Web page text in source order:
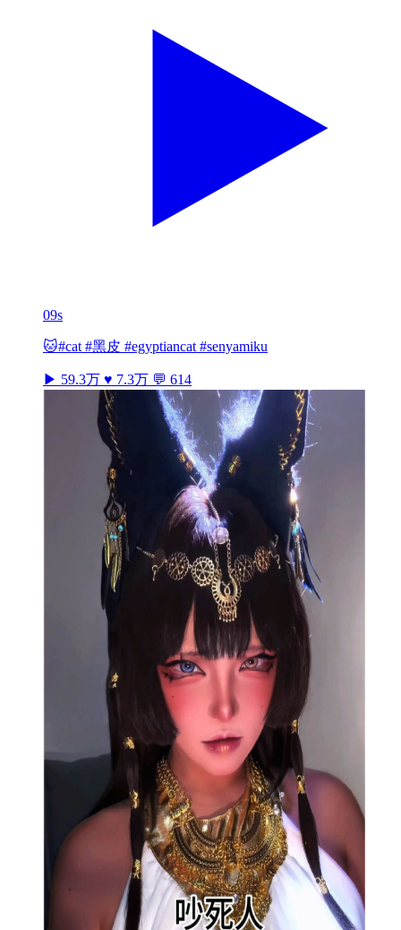
09s
🐱#cat #黑皮 #egyptiancat #senyamiku
▶ 59.3万 ♥ 7.3万 💬 614